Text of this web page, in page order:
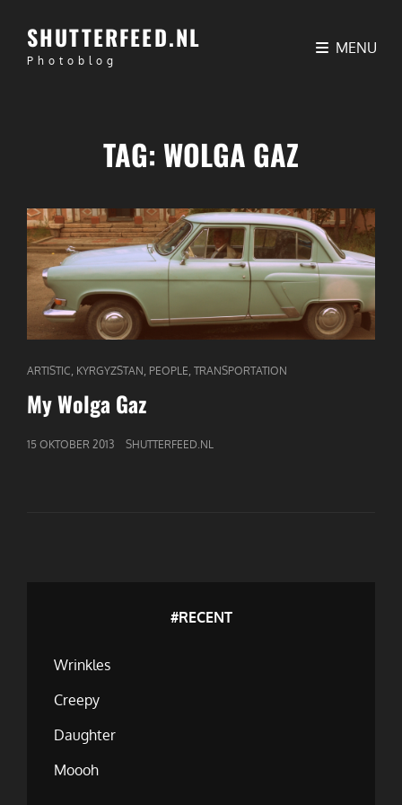
SHUTTERFEED.NL
Photoblog
MENU
TAG: WOLGA GAZ
CAT
LINKS
ARTISTIC KYRGYZSTAN PEOPLE TRANSPORTATION
My Wolga Gaz
GEPUBLICEERD
15 OKTOBER 2013 SHUTTERFEED.NL
#RECENT
Wrinkles
Creepy
Daughter
Moooh